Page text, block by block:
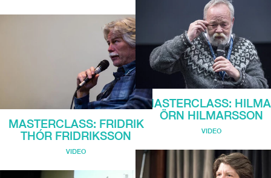
MASTERCLASS: FRIDRIK
THÓR FRIDRIKSSON
VIDEO
MASTERCLASS:
ÖRN HILMARSSON
VIDEO